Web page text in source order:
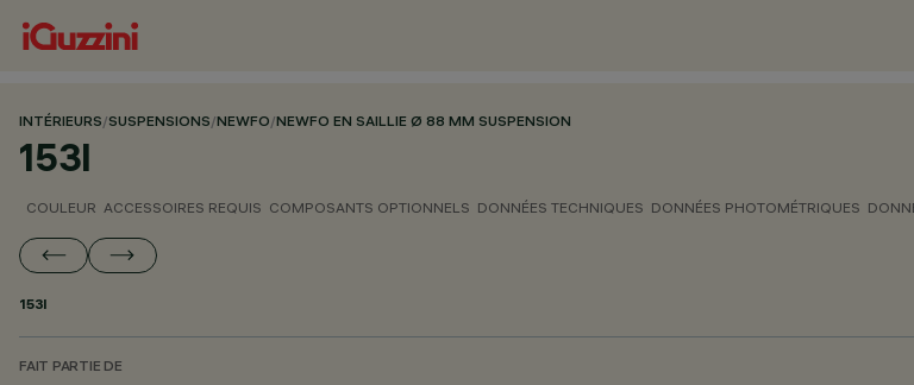
INTÉRIEURS/SUSPENSIONS/NEWFO/NEWFO EN SAILLIE Ø 88 MM SUSPENSION
153I
COULEUR ACCESSOIRES REQUIS COMPOSANTS OPTIONNELS DONNÉES TECHNIQUES DONNÉES PHOTOMÉTRIQUES
153I
FAIT PARTIE DE